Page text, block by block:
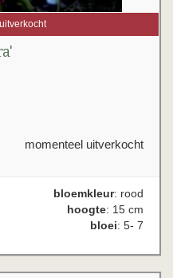
momenteel uitverkocht
bloemkleur: rood
hoogte: 15 cm
bloei: 5- 7